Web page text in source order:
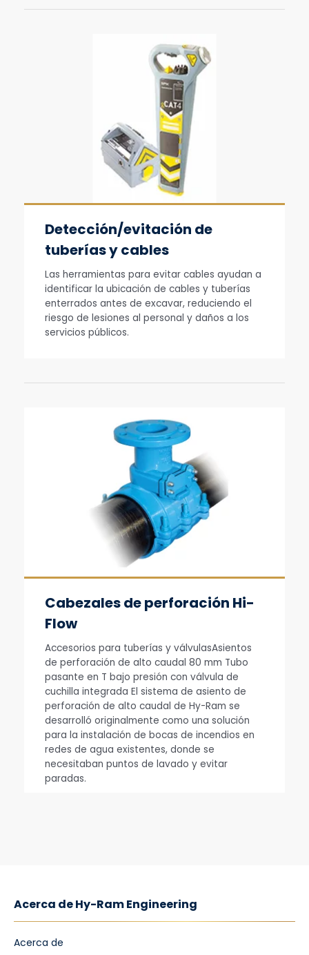
Detección/evitación de
tuberías y cables
Las herramientas para evitar cables ayudan a
identificar la ubicación de cables y tuberías
enterrados antes de excavar, reduciendo el
riesgo de lesiones al personal y daños a los
servicios públicos.
Cabezales de perforación Hi-
Flow
Accesorios para tuberías y válvulasAsientos
de perforación de alto caudal 80 mm Tubo
pasante en T bajo presión con válvula de
cuchilla integrada El sistema de asiento de
perforación de alto caudal de Hy-Ram se
desarrolló originalmente como una solución
para la instalación de bocas de incendios en
redes de agua existentes, donde se
necesitaban puntos de lavado y evitar
paradas.
Acerca de Hy-Ram Engineering
Acerca de